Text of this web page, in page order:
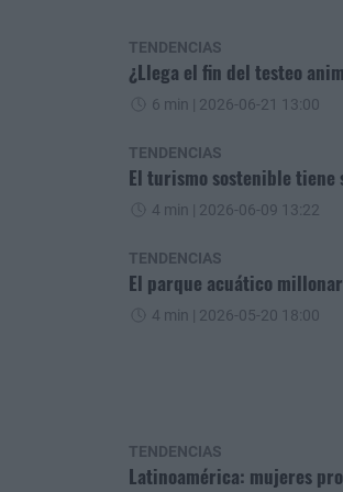
TENDENCIAS
¿Llega el fin del testeo
6 min | 2026-06-21 13:00
TENDENCIAS
El turismo sostenible tiene
4 min | 2026-06-09 13:22
TENDENCIAS
El parque acuático
4 min | 2026-05-20 18:00
TENDENCIAS
Latinoamérica: mujeres